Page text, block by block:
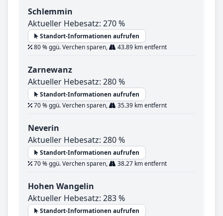
Schlemmin
Aktueller Hebesatz: 270 %
Standort-Informationen aufrufen
80 % ggü. Verchen sparen,
43.89 km entfernt
Zarnewanz
Aktueller Hebesatz: 280 %
Standort-Informationen aufrufen
70 % ggü. Verchen sparen,
35.39 km entfernt
Neverin
Aktueller Hebesatz: 280 %
Standort-Informationen aufrufen
70 % ggü. Verchen sparen,
38.27 km entfernt
Hohen Wangelin
Aktueller Hebesatz: 283 %
Standort-Informationen aufrufen